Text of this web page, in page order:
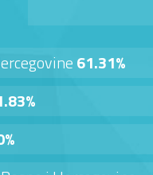
61.31%